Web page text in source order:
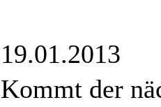
19.01.2013
Kommt der